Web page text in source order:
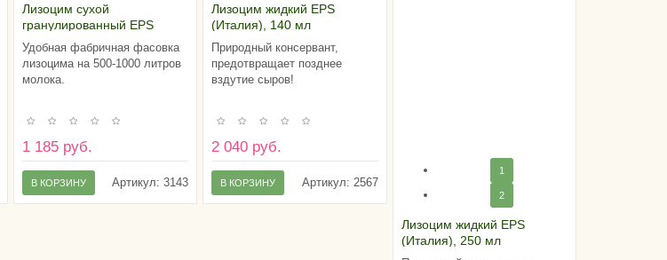
Лизоцим сухой
гранулированный EPS
(Италия), 10 грамм
Удобная фабричная фасовка
лизоцима на 500-1000 литров
молока.
1 185 руб.
Артикул: 3143
В КОРЗИНУ
Лизоцим жидкий EPS
(Италия), 140 мл
Природный консервант,
предотвращает позднее
вздутие сыров!
2 040 руб.
Артикул: 2567
В КОРЗИНУ
1
2
Лизоцим жидкий EPS
(Италия), 250 мл